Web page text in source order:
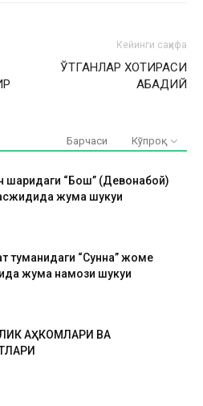
Кейинги саҳифа
ЎТГАНЛАР ХОТИРАСИ
АБАДИЙ
Барчаси Кўпроқ
“Бош” (Девонабой)
жума шукуҳи
туманидаги “Сунна” жоме
жума намози шукуҳи
АҲКОМЛАРИ ВА